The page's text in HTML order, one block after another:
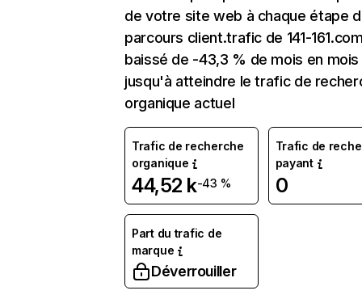
de votre site web à chaque étape
parcours client.trafic de 141-
baissé de -43,3 % de mois en mois
jusqu'à atteindre le trafic de
organique actuel
Trafic de recherche
organique
44,52 k-43 %
Trafic de
payant
0
Part du trafic de
marque
Déverrouiller